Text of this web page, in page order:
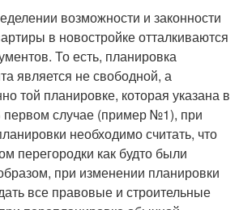
возможности и законности
в новостройке отталкиваются
То есть, планировка
является не свободной, а
той планировке, которая указана в
случае (пример №1), при
необходимо считать, что
перегородки как будто были
при изменении планировки
все правовые и строительные